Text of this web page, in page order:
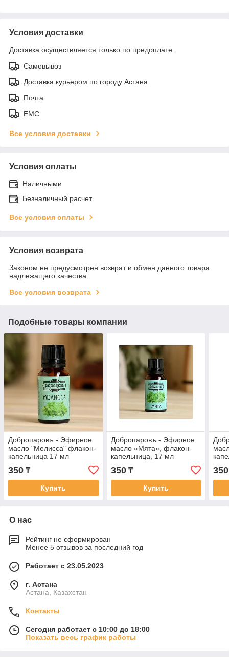
Условия доставки
Доставка осуществляется только по предоплате.
Самовывоз
Доставка курьером по городу Астана
Почта
ЕМС
Все условия доставки
Условия оплаты
Наличными
Безналичный расчет
Все условия оплаты
Условия возврата
Законом не предусмотрен возврат и обмен данного товара
надлежащего качества
Все условия возврата
Подобные товары компании
Добропаровъ - Эфирное
масло "Мелисса" флакон-
капельница 17 мл
350 ₸
Купить
Добропаровъ - Эфирное
масло «Мята», флакон-
капельница, 17 мл
350₸
Купить
350
О нас
Рейтинг не сформирован
Менее 5 отзывов за последний год
Работает с 23.05.2023
г. Астана
Астана, Казахстан
Контакты
Сегодня работает с 10:00 до 18:00
Показать весь график работы